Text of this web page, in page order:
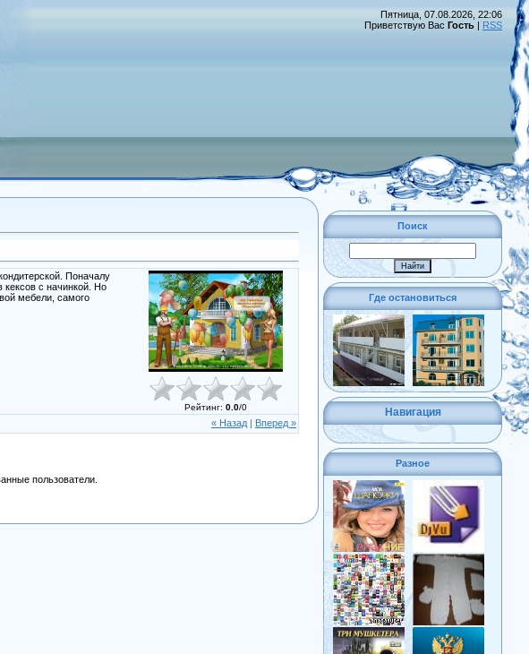
Пятница, 07.08.2026, 22:06
Приветствую Вас Гость | RSS
Поначалу
кексов с начинкой. Но
мебели, самого
Рейтинг: 0.0/0
« Назад Вперед »
пользователи.
Поиск
Где остановиться
Навигация
Разное